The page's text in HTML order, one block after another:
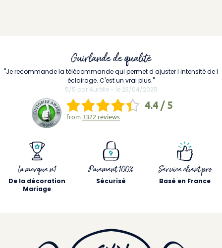
La marque n1
De la décoration
Mariage
Paiement 100%
Sécurisé
Service client pro
Basé en France
Guirlande de qualité
"Je recommande la télécommande qui permet d ajuster l intensité de l
éclairage. C'est un vrai plus."
5/5 par Aurélie - le 23/04/2025
4.4 / 5
from 3322 reviews